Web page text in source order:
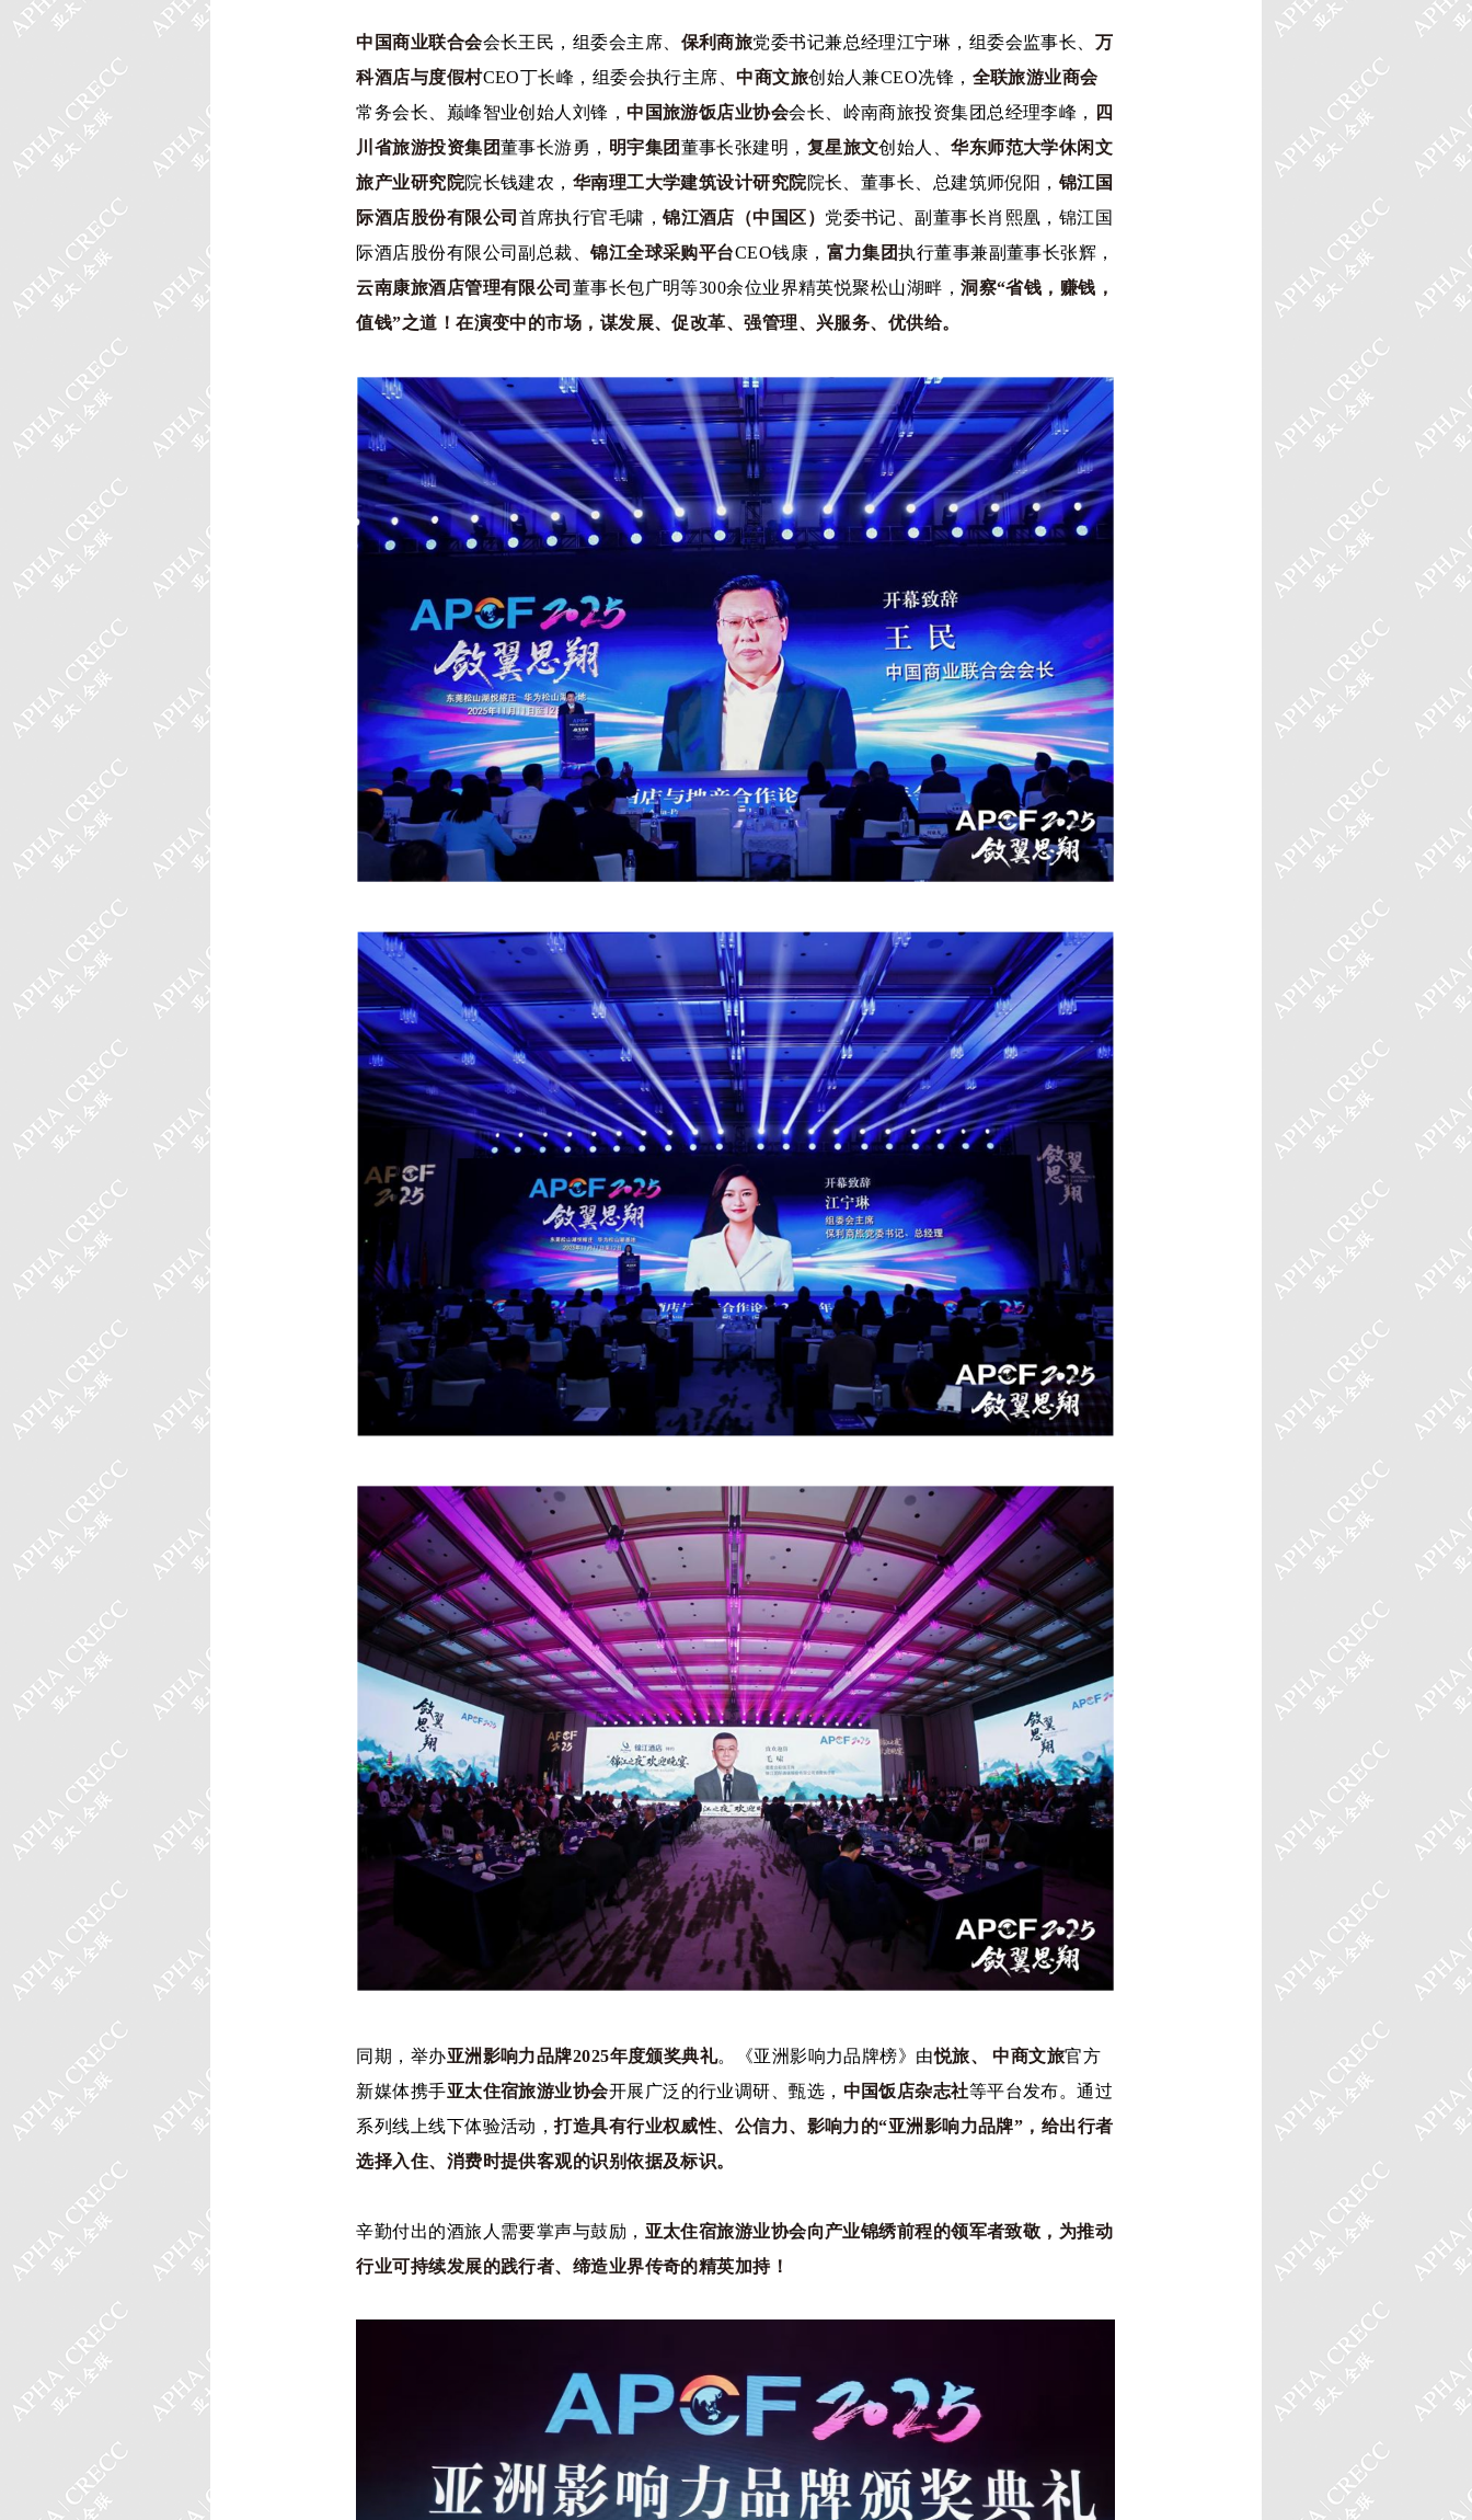
中国商业联合会会长王民，组委会主席、 保利商旅党委书记兼总经理江宁琳，组委会监事长、 万
科酒店与度假村CEO丁长峰，组委会执行主席、中商文旅创始人兼CEO冼锋， 全联旅游业商会
常务会长、巅峰智业创始人刘锋，中国旅游饭店业协会会长、岭南商旅投资集团总经理李峰，
四
川省旅游投资集团董事长游勇， 明宇集团 董事长张建明， 复星旅文创始人、华东师范大学休闲文
旅产业研究院院长钱建农， 华南理工大学建筑设计研究院院长、董事长、总建筑师倪阳， 锦江国
际酒店股份有限公司 首席执行官毛啸，锦江酒店（中国区） 党委书记、副董事长肖熙凰，锦江国
际酒店股份有限公司副总裁、锦江全球采购平台CEO钱康， 富力集团执行董事兼副董事长张辉，
云南康旅酒店管理有限公司 董事长包广明等300余位业界精英悦聚松山湖畔，洞察“省钱，赚钱，
值钱”之道！在演变中的市场，谋发展、促改革、强管理、兴服务、优供给。
同期，举办亚洲影响力品牌2025年度颁奖典礼。《亚洲影响力品牌榜》由悦旅、 中商文旅官方
新媒体携手亚太住宿旅游业协会开展广泛的行业调研、甄选， 中国饭店杂志社等平台发布。通过
系列线上线下体验活动，打造具有行业权威性、公信力、影响力的“亚洲影响力品牌”， 给出行者
选择入住、消费时提供客观的识别依据及标识。
辛勤付出的酒旅人需要掌声与鼓励， 亚太住宿旅游业协会向产业锦绣前程的领军者致敬，为推动
行业可持续发展的践行者、缔造业界传奇的精英加持！